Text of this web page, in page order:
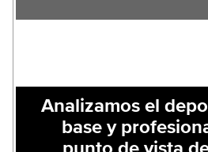
Analizamos el
base y